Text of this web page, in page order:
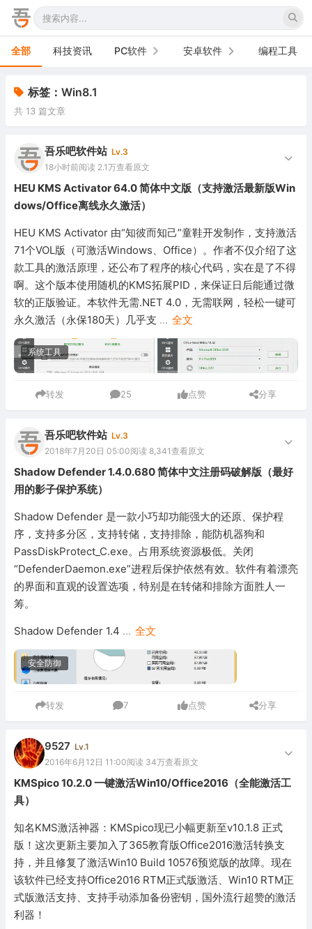
全部 科技资讯 PC软件
办公软件
网络软件
图形图像
游戏娱乐
安全防御
系统下载
系统工具
安卓软件
手机软件
电视软件
车机软件
编程工具
标签：Win8.1
共 13 篇文章
吾乐吧软件站 Lv.3
18小时前阅读 2.1万查看原文
HEU KMS Activator 64.0 简体中文版（支持激活最新版Win
dows/Office离线永久激活）
HEU KMS Activator 由“知彼而知己”童鞋开发制作，支持激活
71个VOL版（可激活Windows、Office）。作者不仅介绍了这
款工具的激活原理，还公布了程序的核心代码，实在是了不得
啊。这个版本使用随机的KMS拓展PID，来保证日后能通过微
软的正版验证。本软件无需.NET 4.0，无需联网，轻松一键可
永久激活（永保180天）几乎支 ... 全文
系统工具
转发 25 点赞 分享
吾乐吧软件站 Lv.3
2018年7月20日 05:00阅读 8,341查看原文
Shadow Defender 1.4.0.680 简体中文注册码破解版（最好
用的影子保护系统）
Shadow Defender 是一款小巧却功能强大的还原、保护程
序，支持多分区，支持转储，支持排除，能防机器狗和
PassDiskProtect_C.exe。占用系统资源极低。关闭
“DefenderDaemon.exe”进程后保护依然有效。软件有着漂亮
的界面和直观的设置选项，特别是在转储和排除方面胜人一
筹。
Shadow Defender 1.4 ... 全文
安全防御
转发 7 点赞 分享
9527 Lv.1
2016年6月12日 11:00阅读 34万查看原文
KMSpico 10.2.0 一键激活Win10/Office2016（全能激活工
具）
知名KMS激活神器：KMSpico现已小幅更新至v10.1.8 正式
版！这次更新主要加入了365教育版Office2016激活转换支
持，并且修复了激活Win10 Build 10576预览版的故障。现在
该软件已经支持Office2016 RTM正式版激活、Win10 RTM正
式版激活支持、支持手动添加备份密钥，国外流行超赞的激活
利器！